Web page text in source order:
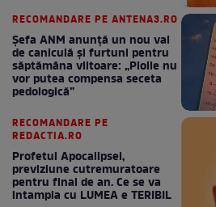
RECOMANDARE PE ANTENA3.RO
Șefa ANM anunță un nou val
de caniculă și furtuni pentru
săptămâna viitoare: „Ploile nu
vor putea compensa seceta
pedologică”
RECOMANDARE PE
REDACTIA.RO
Profetul Apocalipsei,
previziune cutremuratoare
pentru final de an. Ce se va
intampla cu LUMEA e TERIBIL